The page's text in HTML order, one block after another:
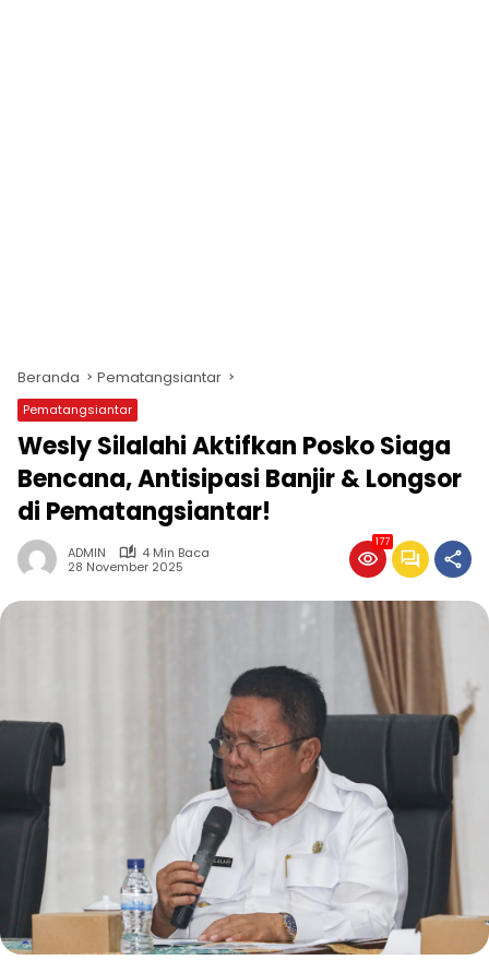
Beranda Pematangsiantar
Pematangsiantar
Wesly Silalahi Aktifkan Posko Siaga
Bencana, Antisipasi Banjir & Longsor
di Pematangsiantar!
ADMIN
4 Min Baca
28 November 2025
177